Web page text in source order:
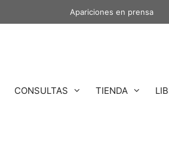
Apariciones en prensa
CONSULTAS TIENDA